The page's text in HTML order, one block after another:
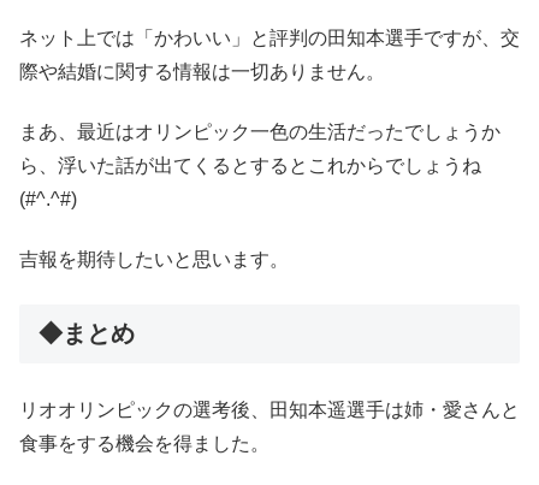
ネット上では「かわいい」と評判の田知本選手ですが、交
際や結婚に関する情報は一切ありません。
まあ、最近はオリンピック一色の生活だったでしょうか
ら、浮いた話が出てくるとするとこれからでしょうね
(#^.^#)
吉報を期待したいと思います。
◆まとめ
リオオリンピックの選考後、田知本遥選手は姉・愛さんと
食事をする機会を得ました。